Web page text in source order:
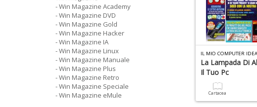
IL MIO COMPUTER
La Lampada Di
Il Tuo Pc
Cartacea
- Win Magazine Academy
- Win Magazine DVD
- Win Magazine Gold
- Win Magazine Hacker
- Win Magazine IA
- Win Magazine Linux
- Win Magazine Manuale
- Win Magazine Plus
- Win Magazine Retro
- Win Magazine Speciale
- Win Magazine eMule